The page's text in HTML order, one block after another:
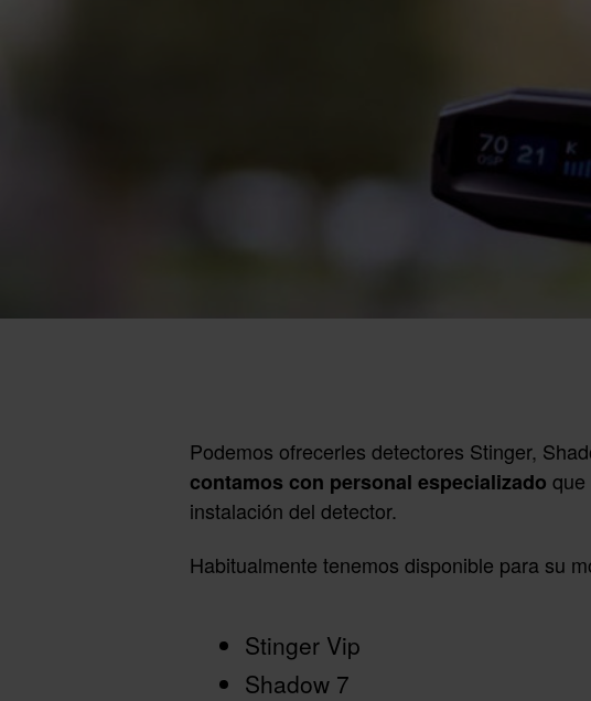
Podemos ofrecerles detectores Stinger,
contamos con personal especializado que
instalación del detector.
Habitualmente tenemos disponible para su
Stinger Vip
Shadow 7